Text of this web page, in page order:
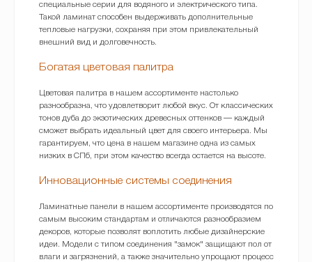
специальные серии для водяного и электрического типа.
Такой ламинат способен выдерживать дополнительные
тепловые нагрузки, сохраняя при этом привлекательный
внешний вид и долговечность.
Богатая цветовая палитра
Цветовая палитра в нашем ассортименте настолько
разнообразна, что удовлетворит любой вкус. От классических
тонов дуба до экзотических древесных оттенков — каждый
сможет выбрать идеальный цвет для своего интерьера. Мы
гарантируем, что цена в нашем магазине одна из самых
низких в СПб, при этом качество всегда остается на высоте.
Инновационные системы соединения
Ламинатные панели в нашем ассортименте производятся по
самым высоким стандартам и отличаются разнообразием
декоров, которые позволят воплотить любые дизайнерские
идеи. Модели с типом соединения "замок" защищают пол от
влаги и загрязнений, а также значительно упрощают процесс